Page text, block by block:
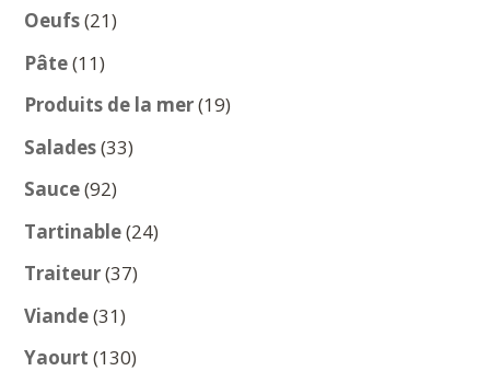
Oeufs 2121
Pâte 1111
produits
Produits de la mer 1919
Salades 3333
Sauce 9292
produits
Tartinable 2424
Traiteur 3737
Viande 3131
produits
Yaourt 130130